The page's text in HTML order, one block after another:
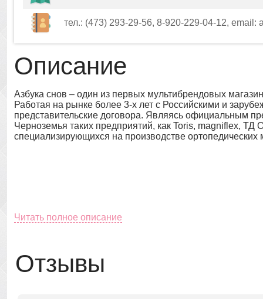
тел.: (473) 293-29-56, 8-920-229-04-12, email:
Описание
Азбука снов – один из первых мультибрендовых
Работая на рынке более 3-х лет с Российскими и
представительские договора. Являясь официальным
Черноземья таких предприятий, как Toris, magniflex,
специализирующихся на производстве
Читать полное описание
Отзывы